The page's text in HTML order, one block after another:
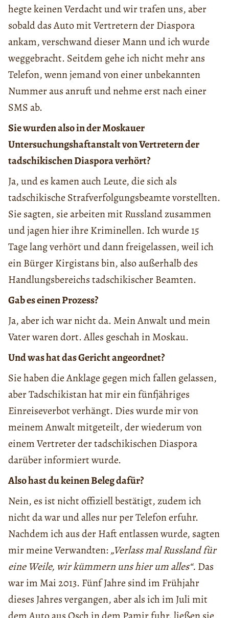
hegte keinen Verdacht und wir trafen uns, aber
sobald das Auto mit Vertretern der Diaspora
ankam, verschwand dieser Mann und ich wurde
weggebracht. Seitdem gehe ich nicht mehr ans
Telefon, wenn jemand von einer unbekannten
Nummer aus anruft und nehme erst nach einer
SMS ab.
Sie wurden also in der Moskauer
Untersuchungshaftanstalt von Vertretern der
tadschikischen Diaspora verhört?
Ja, und es kamen auch Leute, die sich als
tadschikische Strafverfolgungsbeamte vorstellten.
Sie sagten, sie arbeiten mit Russland zusammen
und jagen hier ihre Kriminellen. Ich wurde 15
Tage lang verhört und dann freigelassen, weil ich
ein Bürger Kirgistans bin, also außerhalb des
Handlungsbereichs tadschikischer Beamten.
Gab es einen Prozess?
Ja, aber ich war nicht da. Mein Anwalt und mein
Vater waren dort. Alles geschah in Moskau.
Und was hat das Gericht angeordnet?
Sie haben die Anklage gegen mich fallen gelassen,
aber Tadschikistan hat mir ein fünfjähriges
Einreiseverbot verhängt. Dies wurde mir von
meinem Anwalt mitgeteilt, der wiederum von
einem Vertreter der tadschikischen Diaspora
darüber informiert wurde.
Also hast du keinen Beleg dafür?
Nein, es ist nicht offiziell bestätigt, zudem ich
nicht da war und alles nur per Telefon erfuhr.
Nachdem ich aus der Haft entlassen wurde, sagten
mir meine Verwandten: „Verlass mal Russland für
eine Weile, wir kümmern uns hier um alles“. Das
war im Mai 2013. Fünf Jahre sind im Frühjahr
dieses Jahres vergangen, aber als ich im Juli mit